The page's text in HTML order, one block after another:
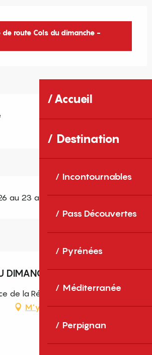
Accueil
Destination
Incontournables
Pass Découvertes
Pyrénées
Méditerranée
Perpignan
de route Cols du dimanche -
au 23 août 2026
DIMANCHE
de la République, Prades
M'y rendre